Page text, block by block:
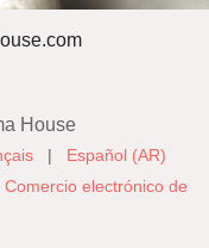
House
Español (AR)
electrónico de